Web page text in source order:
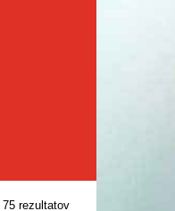
75 rezultatov